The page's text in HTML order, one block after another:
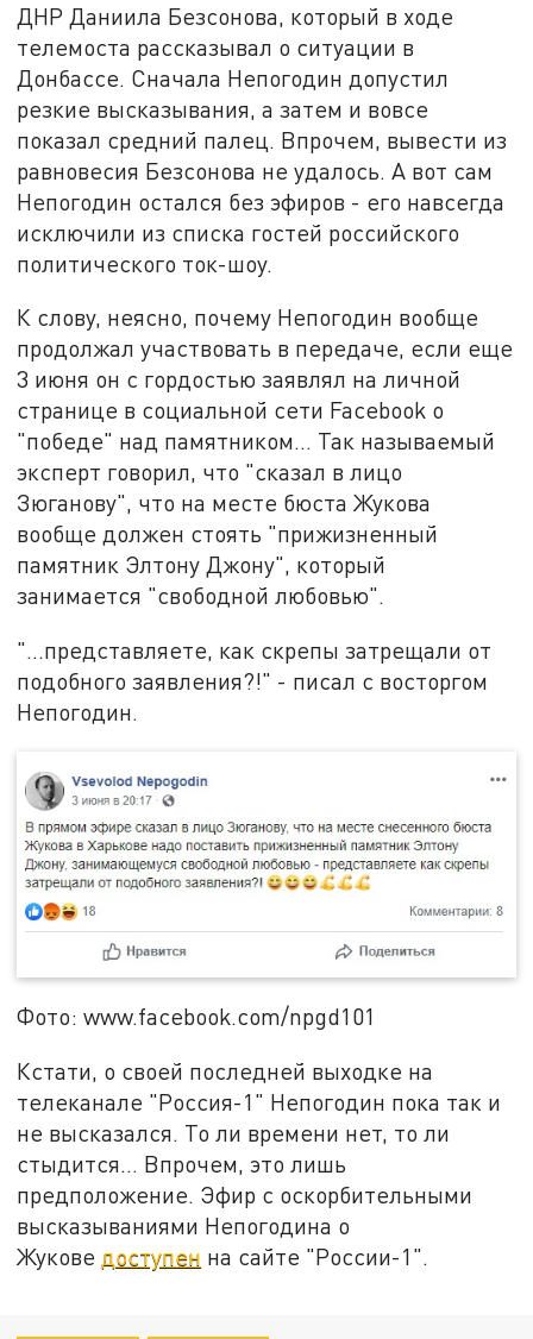
ДНР Даниила Безсонова, который в ходе
телемоста рассказывал о ситуации в
Донбассе. Сначала Непогодин допустил
резкие высказывания, а затем и вовсе
показал средний палец. Впрочем, вывести из
равновесия Безсонова не удалось. А вот сам
Непогодин остался без эфиров - его навсегда
исключили из списка гостей российского
политического ток-шоу.
К слову, неясно, почему Непогодин вообще
продолжал участвовать в передаче, если еще
3 июня он с гордостью заявлял на личной
странице в социальной сети Facebook о
"победе" над памятником... Так называемый
эксперт говорил, что "сказал в лицо
Зюганову", что на месте бюста Жукова
вообще должен стоять "прижизненный
памятник Элтону Джону", который
занимается "свободной любовью".
"...представляете, как скрепы затрещали от
подобного заявления?!" - писал с восторгом
Непогодин.
Фото: www.facebook.com/npgd101
Кстати, о своей последней выходке на
телеканале "Россия-1" Непогодин пока так и
не высказался. То ли времени нет, то ли
стыдится... Впрочем, это лишь
предположение. Эфир с оскорбительными
высказываниями Непогодина о
Жукове доступен на сайте "России-1".